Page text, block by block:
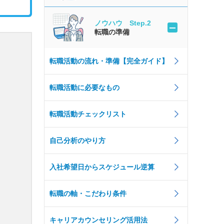
ノウハウ Step.2
転職の準備
転職活動の流れ・準備【完全ガイド】
転職活動に必要なもの
転職活動チェックリスト
自己分析のやり方
入社希望日からスケジュール逆算
転職の軸・こだわり条件
キャリアカウンセリング活用法